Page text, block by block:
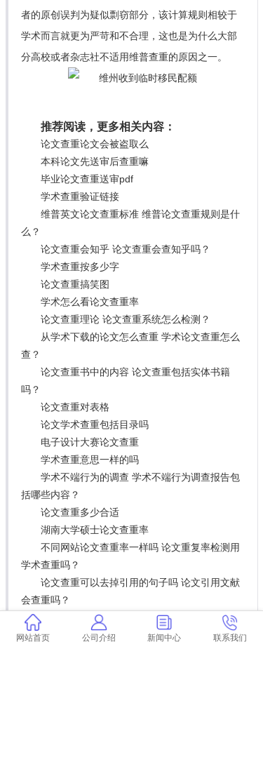
者的原创误判为疑似剽窃部分，该计算规则相较于
学术而言就更为严苛和不合理，这也是为什么大部
分高校或者杂志社不适用维普查重的原因之一。
推荐阅读，更多相关内容：
论文查重论文会被盗取么
本科论文先送审后查重嘛
毕业论文查重送审pdf
学术查重验证链接
维普英文论文查重标准 维普论文查重规则是什
么？
论文查重会知乎 论文查重会查知乎吗？
学术查重按多少字
论文查重搞笑图
学术怎么看论文查重率
论文查重理论 论文查重系统怎么检测？
从学术下载的论文怎么查重 学术论文查重怎么
查？
论文查重书中的内容 论文查重包括实体书籍
吗？
论文查重对表格
论文学术查重包括目录吗
电子设计大赛论文查重
学术查重意思一样的吗
学术不端行为的调查 学术不端行为调查报告包
括哪些内容？
论文查重多少合适
湖南大学硕士论文查重率
不同网站论文查重率一样吗 论文重复率检测用
学术查重吗？
论文查重可以去掉引用的句子吗 论文引用文献
会查重吗？
计算机毕设论文代码查重
论文查重一直不出来怎么办 论文查重过高怎么
网站首页 公司介绍 新闻中心 联系我们